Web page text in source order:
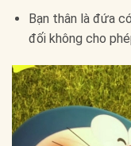
Bạn thân là đứa
đối không cho